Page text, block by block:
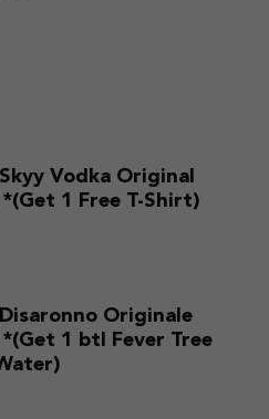
Vodka Original
1 Free T-Shirt)
Originale
*(Get 1 btl Fever Tree